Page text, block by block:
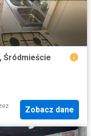
Śródmieście
Zobacz dane